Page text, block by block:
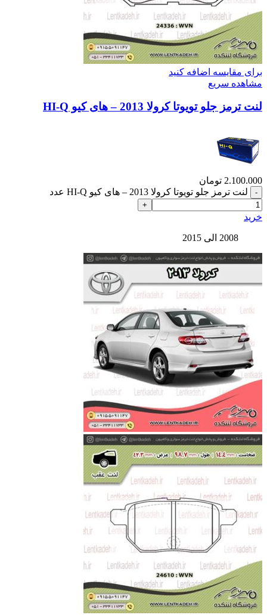
برای مقایسه اضافه کنید
مشاهده سریع
لنت ترمز جلو تویوتا کرولا 2013 – های کیو HI-Q
2.100.000 تومان
لنت ترمز جلو تویوتا کرولا 2013 – های کیو HI-Q عدد
خرید
2008 الی 2015